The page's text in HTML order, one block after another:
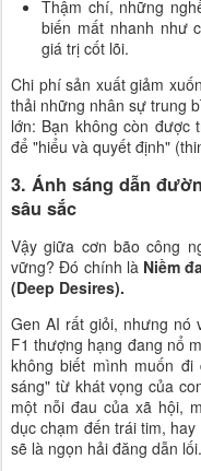
Thậm chí, những
biến mất nhanh như
giá trị cốt lõi.
Chi phí sản xuất giảm
thải những nhân sự trung
lớn: Bạn không còn được
để "hiểu và quyết định"
3. Ánh sáng dẫn
sâu sắc
Vậy giữa cơn bão công
vững? Đó chính là Niềm
(Deep Desires).
Gen AI rất giỏi, nhưng nó
F1 thượng hạng đang nổ
không biết mình muốn
sáng" từ khát vọng của
một nỗi đau của xã hội,
dục chạm đến trái tim,
sẽ là ngọn hải đăng dẫn lối.